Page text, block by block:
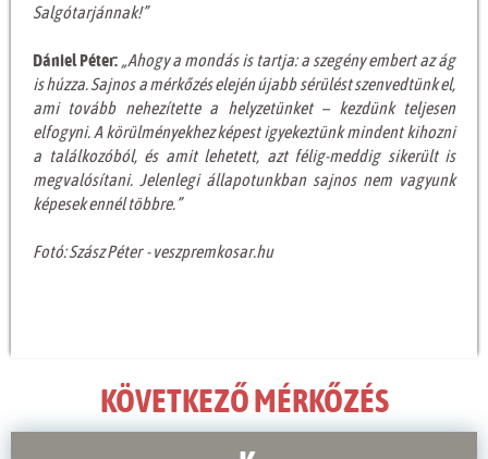
Salgótarjánnak!”
Dániel Péter: „Ahogy a mondás is tartja: a szegény embert az ág
is húzza. Sajnos a mérkőzés elején újabb sérülést szenvedtünk el,
ami tovább nehezítette a helyzetünket – kezdünk teljesen
elfogyni. A körülményekhez képest igyekeztünk mindent kihozni
a találkozóból, és amit lehetett, azt félig-meddig sikerült is
megvalósítani. Jelenlegi állapotunkban sajnos nem vagyunk
képesek ennél többre.”
Fotó: Szász Péter - veszpremkosar.hu
KÖVETKEZŐ MÉRKŐZÉS